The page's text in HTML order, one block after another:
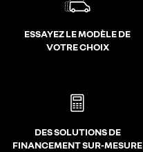
ESSAYEZ LE MODÈLE DE
VOTRE CHOIX
DES SOLUTIONS DE
FINANCEMENT SUR-MESURE